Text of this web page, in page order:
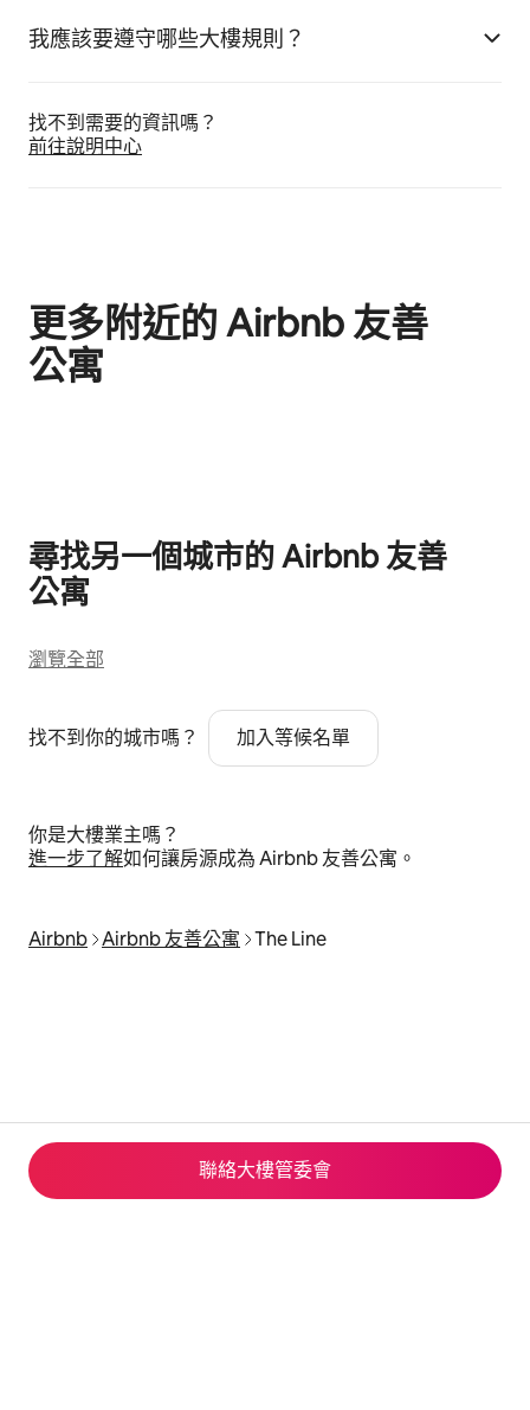
聯絡大樓管委會
我應該要遵守哪些大樓規則？
找不到需要的資訊嗎⁠？
前往說明中心
更多附近的 Airbnb 友⁠善
公⁠寓
尋找另一個城市的 Airbnb 友⁠善
公⁠寓
瀏覽全部
找不到你的城市嗎？ 加入等候名單
你是大樓業主嗎？
進⁠一⁠步了⁠解如何讓房源成為 Airbnb 友善公寓⁠。
Airbnb Airbnb 友善公寓 The Line